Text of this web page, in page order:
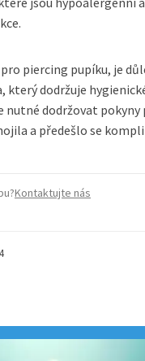
piercing pupíku, je
který dodržuje
nutné dodržovat pokyny
a předešlo se
Kontaktujte nás